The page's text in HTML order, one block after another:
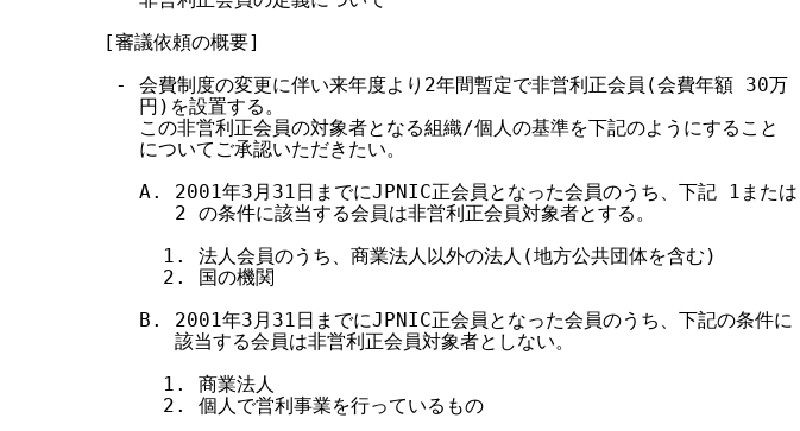
[審議依頼の概要]
- 会費制度の変更に伴い来年度より2年間暫定で非営利正会員(会費年額 30万
   円)を設置する。
   この非営利正会員の対象者となる組織/個人の基準を下記のようにすること
   についてご承認いただきたい。
   A. 2001年3月31日までにJPNIC正会員となった会員のうち、下記 1または
      2 の条件に該当する会員は非営利正会員対象者とする。
     1. 法人会員のうち、商業法人以外の法人(地方公共団体を含む)
     2. 国の機関
   B. 2001年3月31日までにJPNIC正会員となった会員のうち、下記の条件に
      該当する会員は非営利正会員対象者としない。
     1. 商業法人
     2. 個人で営利事業を行っているもの